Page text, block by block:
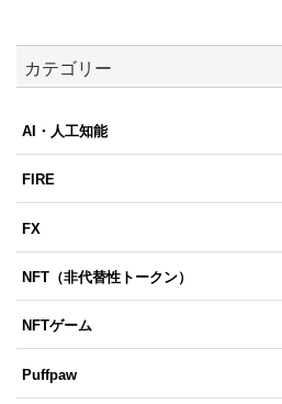
カテゴリー
AI・人工知能
FIRE
FX
NFT（非代替性トークン）
NFTゲーム
Puffpaw